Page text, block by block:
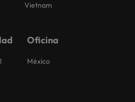
Vietnam
Oficina
México